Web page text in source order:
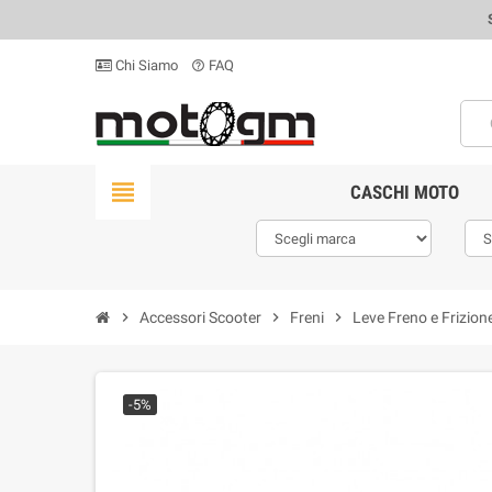
Chi Siamo help_outline FAQ
view_headline CASCHI MOTO
chevron_right Accessori Scooter chevron_right Freni chevron_right Leve Freno e
-5%